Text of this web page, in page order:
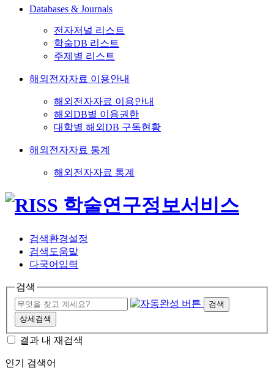
Databases & Journals
전자저널 리스트
학술DB 리스트
주제별 리스트
해외전자자료 이용안내
해외전자자료 이용안내
해외DB별 이용권한
대학별 해외DB 구독현황
해외전자자료 통계
해외전자자료 통계
검색환경설정
검색도움말
다국어입력
검색
검색
상세검색
결과 내 재검색
인기 검색어